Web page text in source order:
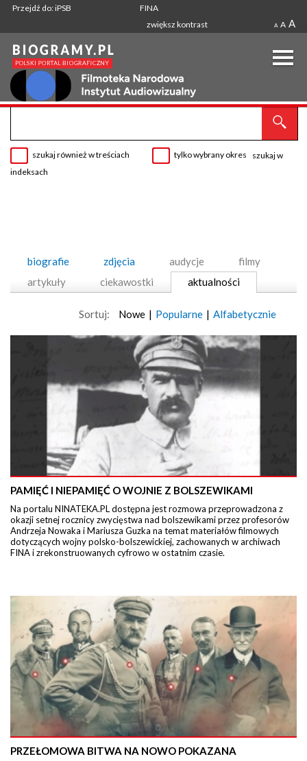
Przejdź do: iPSB
FINA
zwiększ kontrast
A A A
szukaj również w treściach tylko wybrany okres
szukaj w
indeksach
biografie zdjęcia audycje
filmy
artykuły
ciekawostki aktualności
Sortuj: Nowe | Popularne | Alfabetycznie
PAMIĘĆ I NIEPAMIĘĆ O WOJNIE Z BOLSZEWIKAMI
Na portalu NINATEKA.PL dostępna jest rozmowa przeprowadzona z
okazji setnej rocznicy zwycięstwa nad bolszewikami przez profesorów
Andrzeja Nowaka i Mariusza Guzka na temat materiałów filmowych
dotyczących wojny polsko-bolszewickiej, zachowanych w archiwach
FINA i zrekonstruowanych cyfrowo w ostatnim czasie.
PRZEŁOMOWA BITWA NA NOWO POKAZANA